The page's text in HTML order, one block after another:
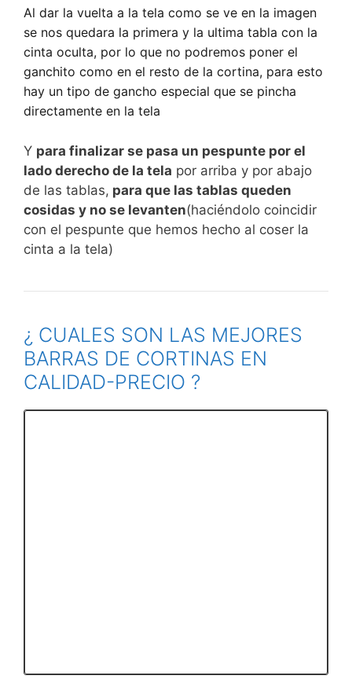
Al dar la vuelta a la tela como se ve en la imagen
se nos quedara la primera y la ultima tabla con la
cinta oculta, por lo que no podremos poner el
ganchito como en el resto de la cortina, para esto
hay un tipo de gancho especial que se pincha
directamente en la tela
Y para finalizar se pasa un pespunte por el
lado derecho de la tela por arriba y por abajo
de las tablas, para que las tablas queden
cosidas y no se levanten(haciéndolo coincidir
con el pespunte que hemos hecho al coser la
cinta a la tela)
¿ CUALES SON LAS MEJORES
BARRAS DE CORTINAS EN
CALIDAD-PRECIO ?